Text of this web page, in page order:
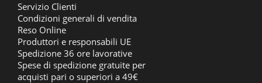
Servizio Clienti
Condizioni generali di vendita
Reso Online
Produttori e responsabili UE
Spedizione 36 ore lavorative
Spese di spedizione gratuite per
acquisti pari o superiori a 49€